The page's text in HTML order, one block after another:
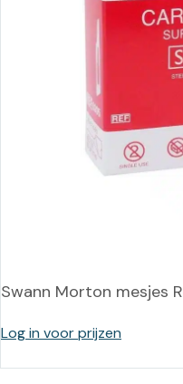
Swann Morton mesjes
Log in voor prijzen